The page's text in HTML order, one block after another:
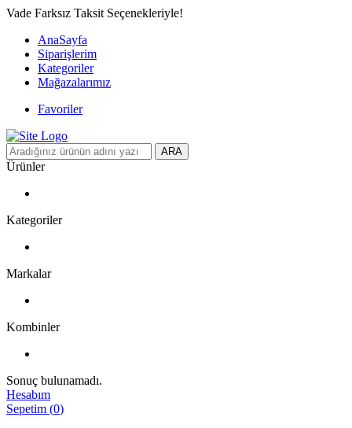
Vade Farksız Taksit Seçenekleriyle!
AnaSayfa
Siparişlerim
Kategoriler
Mağazalarımız
Favoriler
ARA
Ürünler
Kategoriler
Markalar
Kombinler
Sonuç bulunamadı.
Hesabım
Sepetim (0)